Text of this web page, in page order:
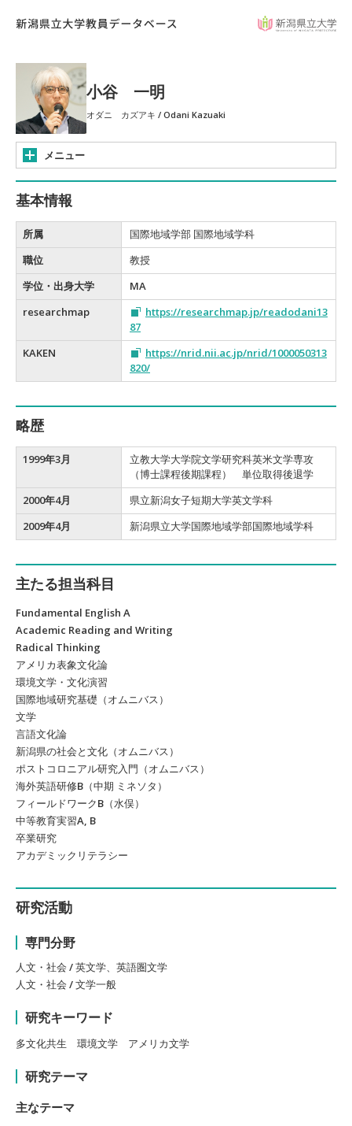
小谷 一明
オダニ カズアキ / Odani Kazuaki
メニュー
基本情報
所属
国際地域学部 国際地域学科
職位
教授
学位・出身大学
MA
researchmap
https://researchmap.jp/readodani13
87
KAKEN
https://nrid.nii.ac.jp/nrid/1000050313
820/
略歴
1999年3月
立教大学大学院文学研究科英米文学専攻
（博士課程後期課程） 単位取得後退学
2000年4月
県立新潟女子短期大学英文学科
2009年4月
新潟県立大学国際地域学部国際地域学科
主たる担当科目
Fundamental English A
Academic Reading and Writing
Radical Thinking
アメリカ表象文化論
環境文学・文化演習
国際地域研究基礎（オムニバス）
文学
言語文化論
新潟県の社会と文化（オムニバス）
ポストコロニアル研究入門（オムニバス）
海外英語研修B（中期 ミネソタ）
フィールドワークB（水俣）
中等教育実習A, B
卒業研究
アカデミックリテラシー
研究活動
専門分野
人文・社会 / 英文学、英語圏文学
人文・社会 / 文学一般
研究キーワード
多文化共生 環境文学 アメリカ文学
研究テーマ
主なテーマ